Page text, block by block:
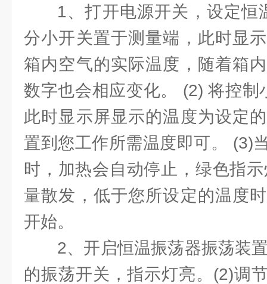
1、打开电源开关，设定恒
分小开关置于测量端，此时显
箱内空气的实际温度，随着箱
数字也会相应变化。 (2) 将控制
此时显示屏显示的温度为设定
置到您工作所需温度即可。 (3)
时，加热会自动停止，绿色指
量散发，低于您所设定的温度
开始。
2、开启恒温振荡器振荡装
的振荡开关，指示灯亮。(2)调